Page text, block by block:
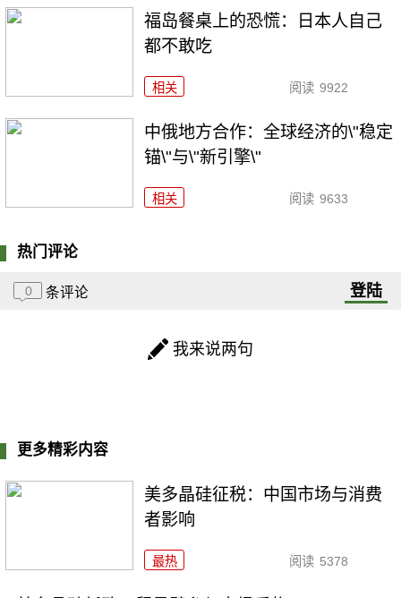
福岛餐桌上的恐慌：日本人自己
都不敢吃
相关 阅读 9922
中俄地方合作：全球经济的\"稳定
锚\"与\"新引擎\"
相关 阅读 9633
热门评论
0 条评论 登陆
我来说两句
更多精彩内容
美多晶硅征税：中国市场与消费
者影响
最热 阅读 5378